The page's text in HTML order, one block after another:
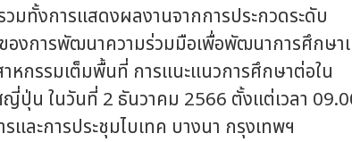
มทั้งการแสดงผลงานจากการประกวดระดับ
งการพัฒนาความร่วมมือเพื่อพัฒนาการศึกษา
หกรรมเต็มพื้นที่ การแนะแนวการศึกษาต่อใน
ญี่ปุ่น ในวันที่ 2 ธันวาคม 2566 ตั้งแต่เวลา
ละการประชุมไบเทค บางนา กรุงเทพฯ